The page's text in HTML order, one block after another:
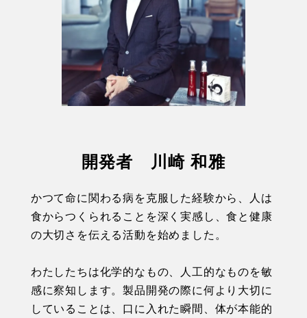
開発者 川崎 和雅
かつて命に関わる病を克服した経験から、人は
食からつくられることを深く実感し、食と健康
の大切さを伝える活動を始めました。
わたしたちは化学的なもの、人工的なものを敏
感に察知します。製品開発の際に何より大切に
していることは、口に入れた瞬間、体が本能的